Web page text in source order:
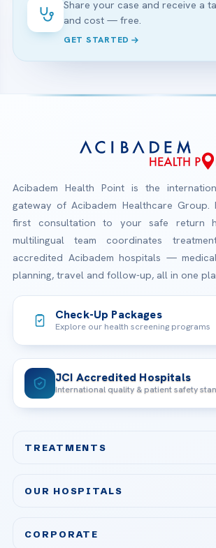
Share your case and receive a
and cost — free.
GET STARTED
Acibadem Health Point is the
gateway of Acibadem Healthcare Group.
first consultation to your safe return
multilingual team coordinates
accredited Acibadem hospitals —
planning, travel and follow-up, all in one
Check-Up Packages
Explore our health screening programs
JCI Accredited Hospitals
International quality & patient safety
TREATMENTS
Bariatric & Metabolic Surgery
OUR HOSPITALS
CORPORATE